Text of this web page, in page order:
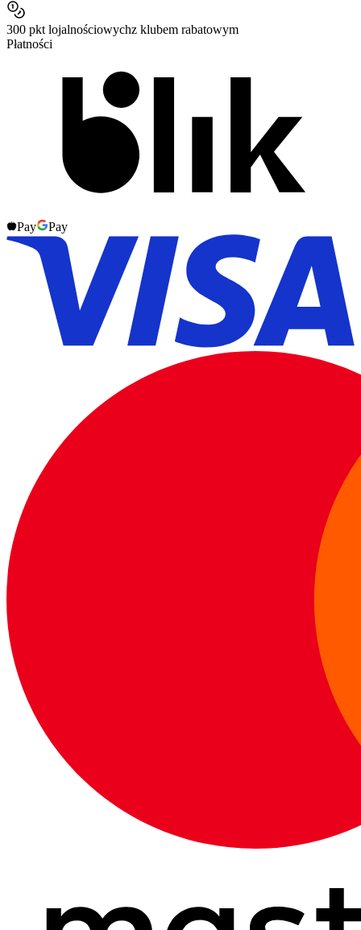
300 pkt lojalnościowychz klubem rabatowym
Płatności
Pay Pay